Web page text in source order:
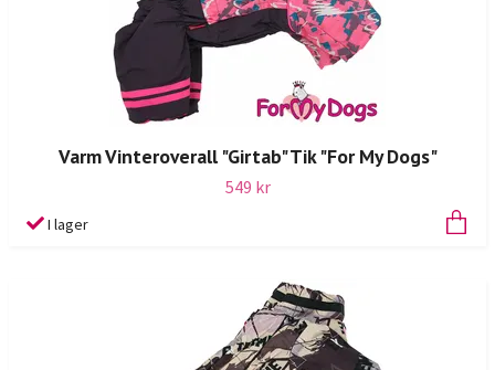
Varm Vinteroverall "Girtab" Tik "For My Dogs"
549 kr
I lager